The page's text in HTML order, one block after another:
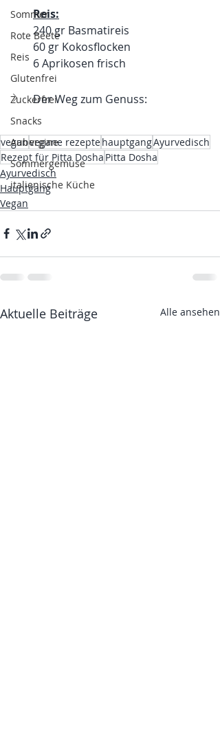
Sommer
Rote Beete
Reis
Glutenfrei
Zuckerfrei
Snacks
Aubergine
Sommergemüse
italienische Küche
Reis:
240 gr Basmatireis
60 gr Kokosflocken
6 Aprikosen frisch
Der Weg zum Genuss:
veganvegane rezeptehauptgangAyurvedisch
Rezept für Pitta Dosha Pitta Dosha
Ayurvedisch
Hauptgang
Vegan
Aktuelle Beiträge Alle ansehen